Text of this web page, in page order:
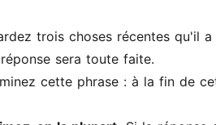
trois choses récentes qu'il
sera toute faite.
cette phrase : à la fin de